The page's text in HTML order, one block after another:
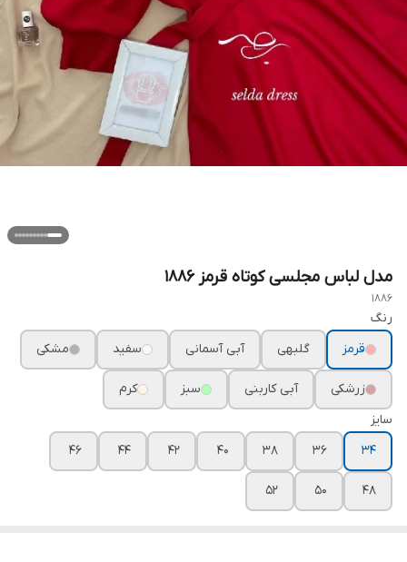
مدل لباس مجلسی کوتاه قرمز ۱۸۸۶
1886
رنگ
قرمز
گلبهی آبی آسمانی سفید مشکی
زرشکی آبی کاربنی سبز
کرم
سایز
۳۴
۳۶ ۳۸ ۴۰ ۴۲ ۴۴ ۴۶
۴۸ ۵۰ ۵۲